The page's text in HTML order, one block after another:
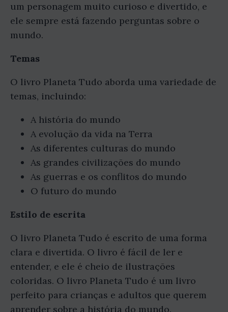
um personagem muito curioso e divertido, e
ele sempre está fazendo perguntas sobre o
mundo.
Temas
O livro Planeta Tudo aborda uma variedade de
temas, incluindo:
A história do mundo
A evolução da vida na Terra
As diferentes culturas do mundo
As grandes civilizações do mundo
As guerras e os conflitos do mundo
O futuro do mundo
Estilo de escrita
O livro Planeta Tudo é escrito de uma forma
clara e divertida. O livro é fácil de ler e
entender, e ele é cheio de ilustrações
coloridas. O livro Planeta Tudo é um livro
perfeito para crianças e adultos que querem
aprender sobre a história do mundo.